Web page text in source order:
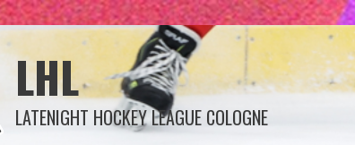
LHL
LATENIGHT HOCKEY LEAGUE COLOGNE